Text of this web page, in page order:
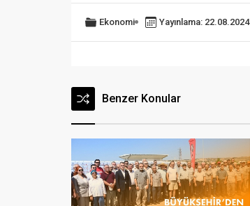
Ekonomi Yayınlama: 22.08.2024
Benzer Konular